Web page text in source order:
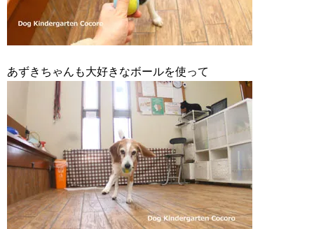
あずきちゃんも大好きなボールを使って